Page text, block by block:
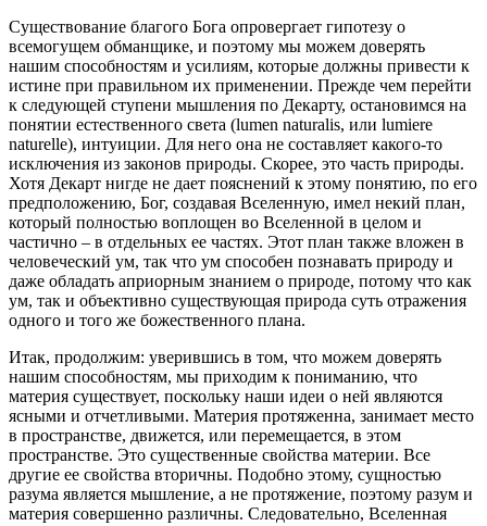
Существование благого Бога опровергает гипотезу о
всемогущем обманщике, и поэтому мы можем доверять
нашим способностям и усилиям, которые должны привести к
истине при правильном их применении. Прежде чем перейти
к следующей ступени мышления по Декарту, остановимся на
понятии естественного света (lumen naturalis, или lumiere
naturelle), интуиции. Для него она не составляет какого-то
исключения из законов природы. Скорее, это часть природы.
Хотя Декарт нигде не дает пояснений к этому понятию, по его
предположению, Бог, создавая Вселенную, имел некий план,
который полностью воплощен во Вселенной в целом и
частично – в отдельных ее частях. Этот план также вложен в
человеческий ум, так что ум способен познавать природу и
даже обладать априорным знанием о природе, потому что как
ум, так и объективно существующая природа суть отражения
одного и того же божественного плана.
Итак, продолжим: уверившись в том, что можем доверять
нашим способностям, мы приходим к пониманию, что
материя существует, поскольку наши идеи о ней являются
ясными и отчетливыми. Материя протяженна, занимает место
в пространстве, движется, или перемещается, в этом
пространстве. Это существенные свойства материи. Все
другие ее свойства вторичны. Подобно этому, сущностью
разума является мышление, а не протяжение, поэтому разум и
материя совершенно различны. Следовательно, Вселенная